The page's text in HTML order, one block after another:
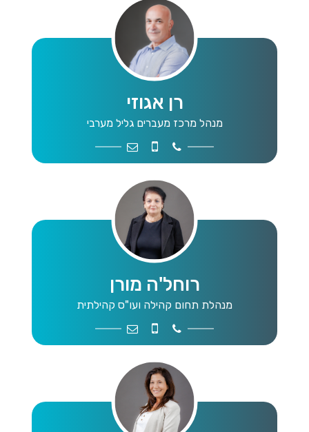
רן אגוזי
מנהל מרכז מעברים גליל מערבי
04-9109047
054-4888865
m.job@mwg.org.il
רוחל'ה מורן
מנהלת תחום קהילה ועו"ס קהילתית
9109044
052-4264782
job4@mwg.org.il